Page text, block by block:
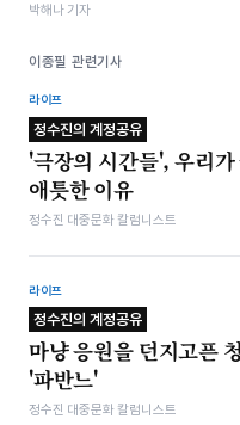
박해나 기자
이종필 관련기사
라이프
정수진의 계정공유
'극장의 시간들', 우리
애틋한 이유
정수진 대중문화 칼럼니스트
라이프
정수진의 계정공유
마냥 응원을 던지고픈
'파반느'
정수진 대중문화 칼럼니스트